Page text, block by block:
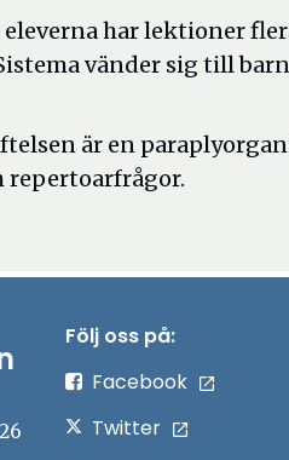
har lektioner
vänder sig till
är en
Följ oss på:
Facebook
Twitter